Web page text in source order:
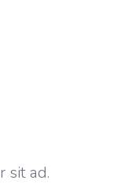
sit ad.